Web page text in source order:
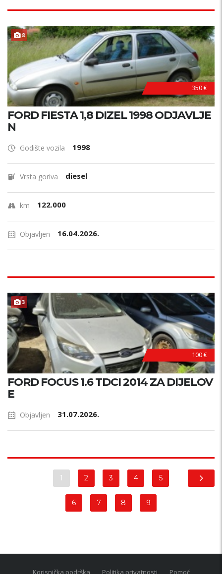
8 AKCIJA !
350 €
FORD FIESTA 1,8 DIZEL 1998 ODJAVLJE
N
Godište vozila 1998
Vrsta goriva diesel
km 122.000
Objavljen 16.04.2026.
3
100 €
FORD FOCUS 1.6 TDCI 2014 ZA DIJELOV
E
Objavljen 31.07.2026.
1 2 3 4 5
6 7 8 9
Korisnička podrška Politika privatnosti Pomoć